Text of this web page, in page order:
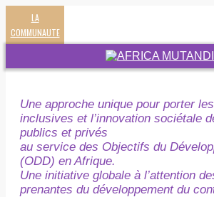
LA
COMMUNAUTE
Une approche unique pour porter
inclusives et l’innovation sociétale
publics et privés
au service des Objectifs du
(ODD) en Afrique.
Une initiative globale à l’attention
prenantes du développement du